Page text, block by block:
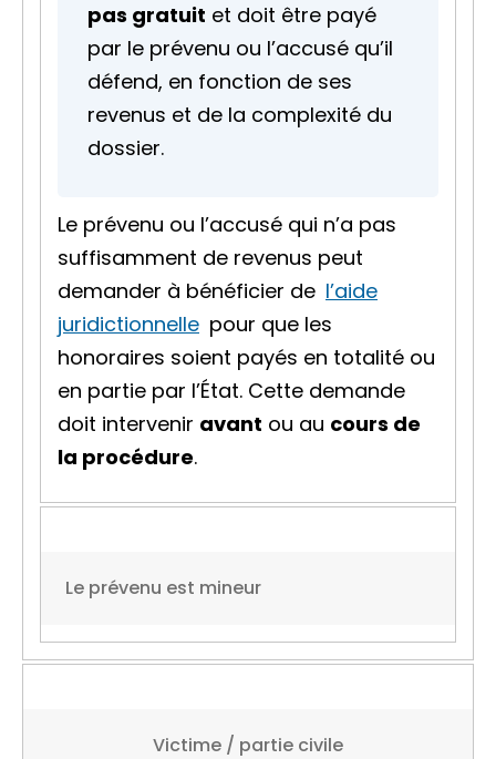
pas gratuit et doit être payé
par le prévenu ou l’accusé qu’il
défend, en fonction de ses
revenus et de la complexité du
dossier.
Le prévenu ou l’accusé qui n’a pas
suffisamment de revenus peut
demander à bénéficier de l’aide
juridictionnelle pour que les
honoraires soient payés en totalité ou
en partie par l’État. Cette demande
doit intervenir avant ou au cours de
la procédure.
Le prévenu est mineur
Victime / partie civile